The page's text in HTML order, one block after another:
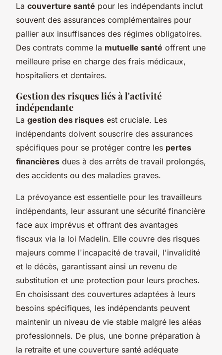
La couverture santé pour les indépendants inclut
souvent des assurances complémentaires pour
pallier aux insuffisances des régimes obligatoires.
Des contrats comme la mutuelle santé offrent une
meilleure prise en charge des frais médicaux,
hospitaliers et dentaires.
Gestion des risques liés à l'activité
indépendante
La gestion des risques est cruciale. Les
indépendants doivent souscrire des assurances
spécifiques pour se protéger contre les pertes
financières dues à des arrêts de travail prolongés,
des accidents ou des maladies graves.
La prévoyance est essentielle pour les travailleurs
indépendants, leur assurant une sécurité financière
face aux imprévus et offrant des avantages
fiscaux via la loi Madelin. Elle couvre des risques
majeurs comme l'incapacité de travail, l'invalidité
et le décès, garantissant ainsi un revenu de
substitution et une protection pour leurs proches.
En choisissant des couvertures adaptées à leurs
besoins spécifiques, les indépendants peuvent
maintenir un niveau de vie stable malgré les aléas
professionnels. De plus, une bonne préparation à
la retraite et une couverture santé adéquate